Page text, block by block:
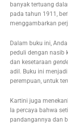
banyak tertuang
pada tahun 1911,
menggambarkan
Dalam buku ini,
peduli dengan nasib
dan kesetaraan
adil. Buku ini
perempuan, untuk
Kartini juga
Ia percaya bahwa
pandangannya dan